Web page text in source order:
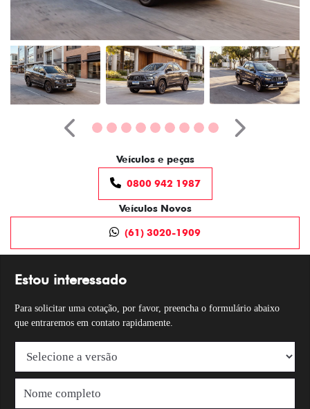
Estou interessado
Para solicitar uma cotação, por favor, preencha o formulário abaixo
que entraremos em contato rapidamente.
Anterior Próximo
Veículos e peças
0800 942 1987
Veículos Novos
(61) 3020-1909